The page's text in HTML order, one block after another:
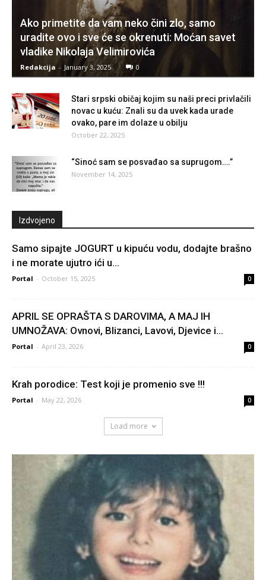
Ako primetite da vam neko čini zlo, samo
uradite ovo i sve će se okrenuti: Moćan savet
vladike Nikolaja Velimirovića
Redakcija - January 3, 2025 0
Stari srpski običaj kojim su naši preci privlačili
novac u kuću: Znali su da uvek kada urade
ovako, pare im dolaze u obilju
October 22, 2025
“Sinoć sam se posvađao sa suprugom….”
November 14, 2025
Izdvojeno
Samo sipajte JOGURT u kipuću vodu, dodajte brašno
i ne morate ujutro ići u...
Portal - October 15, 2025 0
APRIL SE OPRAŠTA S DAROVIMA, A MAJ IH
UMNOŽAVA: Ovnovi, Blizanci, Lavovi, Djevice i...
Portal - April 23, 2026 0
Krah porodice: Test koji je promenio sve !!!
Portal - May 22, 2026 0
Load more